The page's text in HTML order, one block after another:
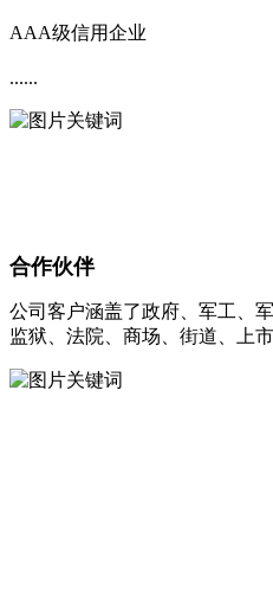
AAA级信用企业
......
合作伙伴
公司客户涵盖了政府、军工、
监狱、法院、商场、街道、上